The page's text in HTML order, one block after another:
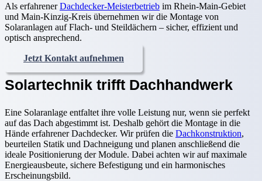
Als erfahrenerDachdecker-Meisterbetrieb im Rhein-Main-Gebiet
und Main-Kinzig-Kreis übernehmen wir die Montage von
Solaranlagen auf Flach- und Steildächern – sicher, effizient und
optisch ansprechend.
Jetzt Kontakt aufnehmen
Solartechnik trifft Dachhandwerk
Eine Solaranlage entfaltet ihre volle Leistung nur, wenn sie perfekt
auf das Dach abgestimmt ist. Deshalb gehört die Montage in die
Hände erfahrener Dachdecker. Wir prüfen die Dachkonstruktion,
beurteilen Statik und Dachneigung und planen anschließend die
ideale Positionierung der Module. Dabei achten wir auf maximale
Energieausbeute, sichere Befestigung und ein harmonisches
Erscheinungsbild.